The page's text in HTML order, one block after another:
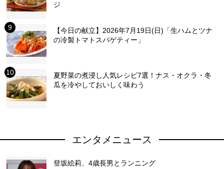
ジ
【今日の献立】2026年7月19日(日)「生ハムとツナ
の冷製トマトスパゲティー」
夏野菜の煮浸し人気レシピ7選！ナス・オクラ・冬
瓜を冷やしておいしく味わう
エンタメニュース
登坂絵莉、4歳長男とランニング